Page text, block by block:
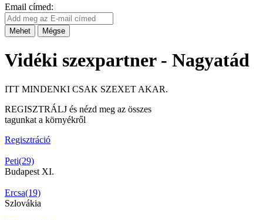
Email címed:
Mehet Mégse
Vidéki szexpartner - Nagyatád
ITT MINDENKI CSAK SZEXET AKAR.
REGISZTRÁLJ és nézd meg az összes
tagunkat a környékről
Regisztráció
Peti(29)
Budapest XI.
Ercsa(19)
Szlovákia